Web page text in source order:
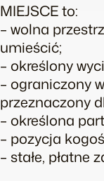
MIEJSCE to:
– wolna
umieścić;
– określony
– ograniczony
przeznaczony
– określona
– pozycja
– stałe, płatne